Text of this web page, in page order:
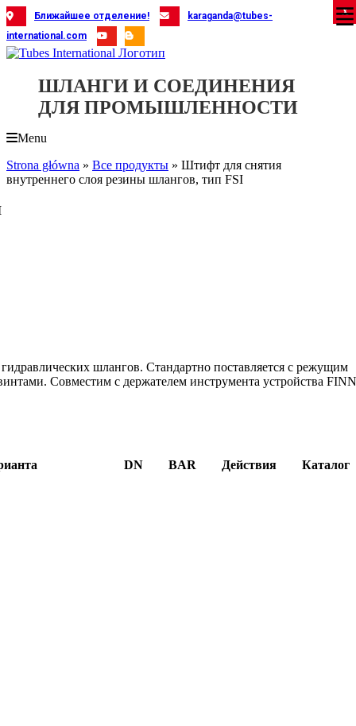
Skip
to
content
Ближайшее отделение!
karaganda@tubes-
international.com
ШЛАНГИ И СОЕДИНЕНИЯ
ДЛЯ ПРОМЫШЛЕННОСТИ
Menu
Strona główna » Все продукты » Штифт для снятия
внутреннего слоя резины шлангов, тип FSI
шлангов. Стандартно поставляется с режущим
Совместим с держателем инструмента устройства
DN BAR Действия Каталог
X
X
X
X
X
X
X
X
X
X
X
X
X
X
X
X
X
X
X